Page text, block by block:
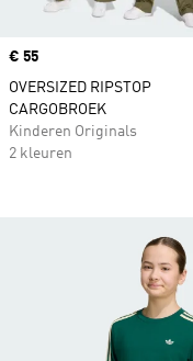
Price
€ 55
OVERSIZED RIPSTOP
CARGOBROEK
Kinderen Originals
2 kleuren